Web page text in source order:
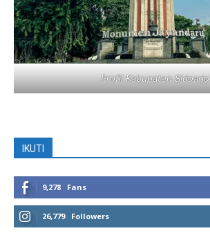
Profil Kabupaten Sidoarjo
IKUTI
9,278 Fans
26,779 Followers